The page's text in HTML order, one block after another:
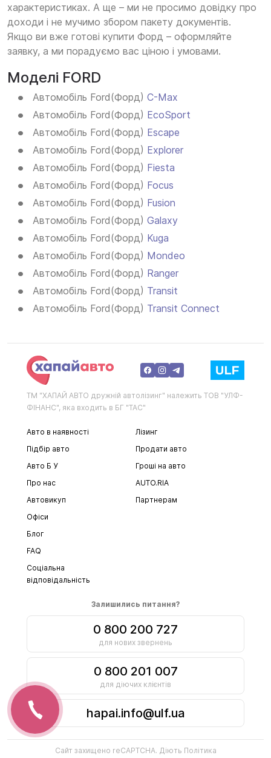
характеристиках. А ще – ми не просимо довідку про
доходи і не мучимо збором пакету документів.
Якщо ви вже готові купити Форд – оформляйте
заявку, а ми порадуємо вас ціною і умовами.
Моделі FORD
Автомобіль Ford(Форд) C-Max
Автомобіль Ford(Форд) EcoSport
Автомобіль Ford(Форд) Escape
Автомобіль Ford(Форд) Explorer
Автомобіль Ford(Форд) Fiesta
Автомобіль Ford(Форд) Focus
Автомобіль Ford(Форд) Fusion
Автомобіль Ford(Форд) Galaxy
Автомобіль Ford(Форд) Kuga
Автомобіль Ford(Форд) Mondeo
Автомобіль Ford(Форд) Ranger
Автомобіль Ford(Форд) Transit
Автомобіль Ford(Форд) Transit Connect
ТМ "ХАПАЙ АВТО дружній автолізинг" належить ТОВ "УЛФ-
ФІНАНС", яка входить в БГ "ТАС"
Авто в наявності
Підбір авто
Авто Б У
Про нас
Автовикуп
Лізинг
Продати авто
Гроші на авто
AUTO.RIA
Партнерам
Офіси
Блог
FAQ
Соціальна
відповідальність
Залишились питання?
0 800 200 727
для нових звернень
0 800 201 007
для діючих клієнтів
hapai.info@ulf.ua
Сайт захищено reCAPTCHA. Діють Політика